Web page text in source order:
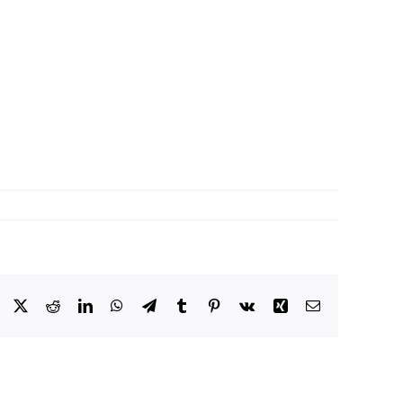
X RedditLinkedInWhatsApp
TelegramTumblr Pinterest
Vk Xing Email